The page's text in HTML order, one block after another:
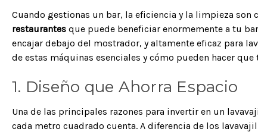
Cuando gestionas un bar, la eficiencia y la limpieza son
restaurantes que puede beneficiar enormemente a tu
encajar debajo del mostrador, y altamente eficaz para
de estas máquinas esenciales y cómo pueden hacer
1. Diseño que Ahorra Espacio
Una de las principales razones para invertir en un
cada metro cuadrado cuenta. A diferencia de los